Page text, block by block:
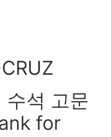
수석 고문
for